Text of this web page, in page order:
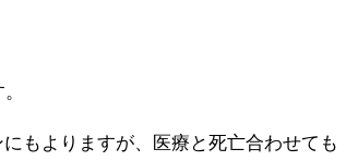
もよりますが、医療と死亡合わせても